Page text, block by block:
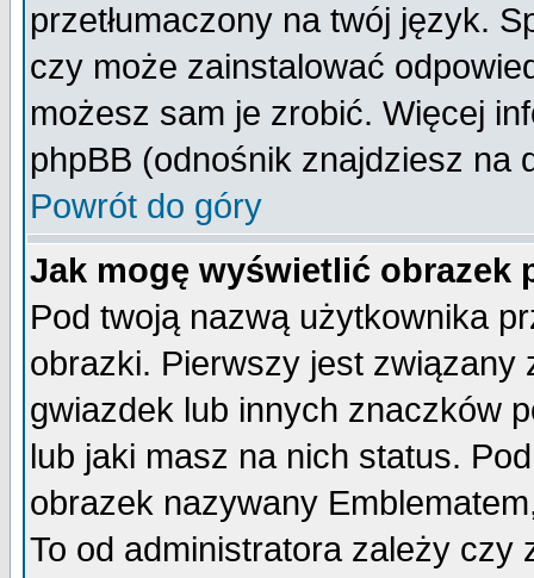
przetłumaczony na twój język.
czy może zainstalować
możesz sam je zrobić. Więcej
phpBB (odnośnik znajdziesz na
Powrót do góry
Jak mogę wyświetlić obrazek
Pod twoją nazwą użytkownika
obrazki. Pierwszy jest
gwiazdek lub innych znaczków
lub jaki masz na nich status.
obrazek nazywany
To od administratora zależy czy